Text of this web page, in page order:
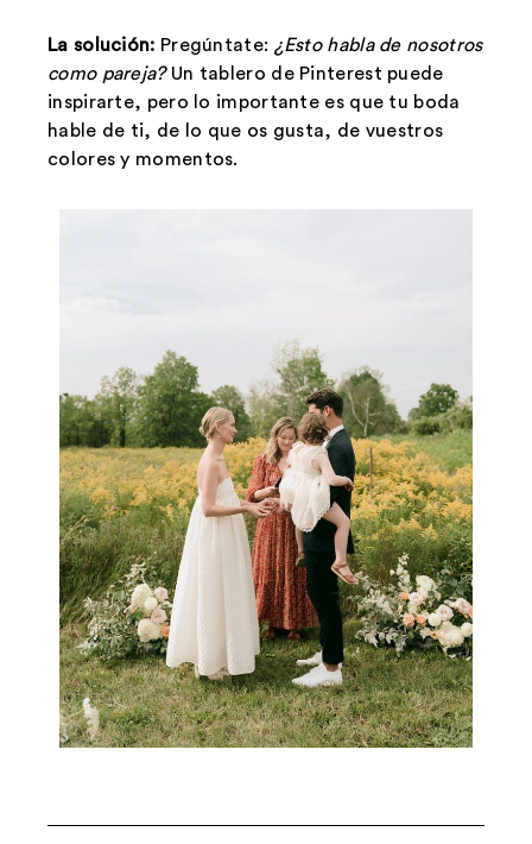
La solución: Pregúntate: ¿Esto habla de nosotros
como pareja?Un tablero de Pinterest puede
inspirarte, pero lo importante es que tu boda
hable de ti, de lo que os gusta, de vuestros
colores y momentos.